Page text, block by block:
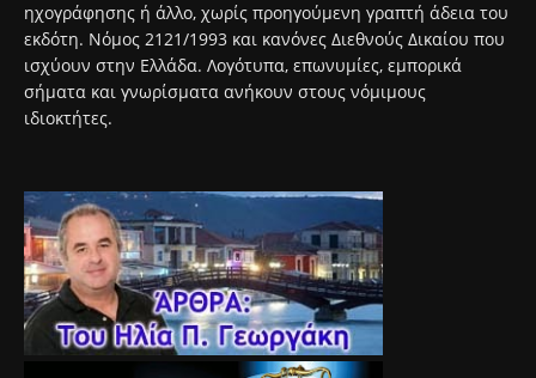
ηχογράφησης ή άλλο, χωρίς προηγούμενη γραπτή άδεια του
εκδότη. Νόμος 2121/1993 και κανόνες Διεθνούς Δικαίου που
ισχύουν στην Ελλάδα. Λογότυπα, επωνυμίες, εμπορικά
σήματα και γνωρίσματα ανήκουν στους νόμιμους
ιδιοκτήτες.